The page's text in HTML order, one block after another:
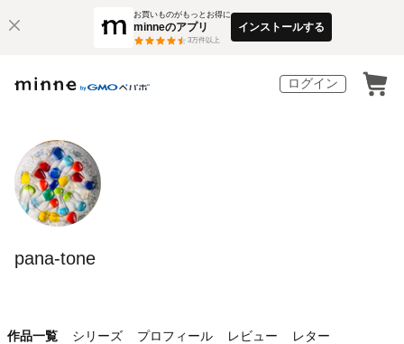
お買いものがもっとお得に
minneのアプリ
3万件以上
インストールする
ログイン
pana-tone
作品一覧 シリーズ プロフィール レビュー レター